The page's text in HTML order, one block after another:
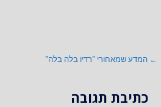
ניווט
← המדע שמאחורי "רדיו בלה בלה"
כתיבת תגובה